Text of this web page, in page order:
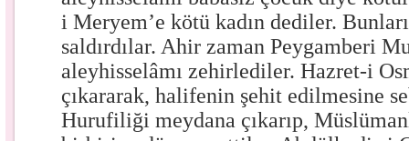
i Meryem’e kötü kadın dediler.
saldırdılar. Ahir zaman Peygamberi
aleyhisselâmı zehirlediler. Hazret-i
çıkararak, halifenin şehit edilmesine
Hurufiliği meydana çıkarıp,